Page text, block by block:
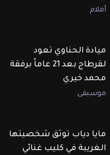
أفلام
ميادة الحناوي تعود
لقرطاج بعد 21 عاماً برفقة
محمد خيري
موسيقى
مايا دياب توثق شخصيتها
الغريبة في كليب غنائي